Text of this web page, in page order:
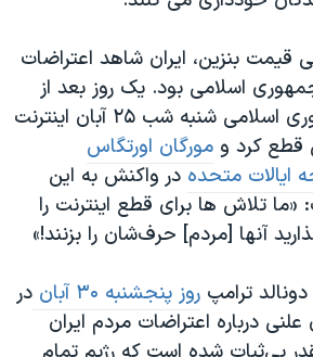
قیمت بنزین، ایران شاهد اعتراضات
اسلامی بود. یک روز بعد از
آغاز اعتراضات، جمهوری اسلامی شنبه شب ۲۵ آبان اینترنت
قطع کرد و مورگان اورتگاس
ایالات متحده در واکنش به این
«ما تلاش ها برای قطع اینترنت را
آنها [مردم] حرف‌شان را بزنند!»
ترامپ روز پنجشنبه ۳۰ آبان
در
درباره اعتراضات مردم ایران